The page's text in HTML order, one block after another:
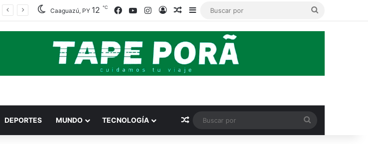
Caaguazú, PY 12 ℃ Facebook
YouTubeInstagram
AccesoPublicación al azar
Barra lateral
DEPORTES MUNDO TECNOLOGÍA Publicación al azar
por